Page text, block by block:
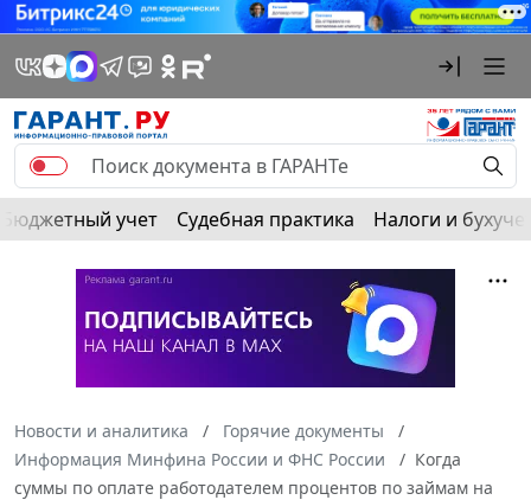
Бюджетный учет Судебная практика Налоги и
Новости и аналитика
Горячие документы
Информация Минфина России и ФНС России
Когда
суммы по оплате работодателем процентов по займам на